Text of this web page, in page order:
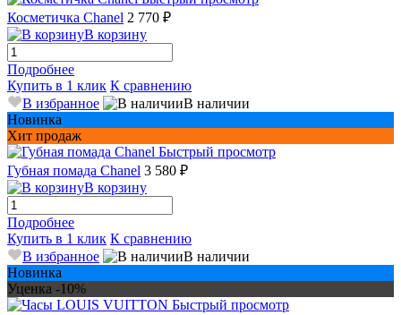
Косметичка Chanel 2 770 ₽
В корзину
Подробнее
Купить в 1 клик К сравнению
В избранное
В наличии
Новинка
Хит продаж
Быстрый просмотр
Губная помада Chanel 3 580 ₽
В корзину
Подробнее
Купить в 1 клик К сравнению
В избранное
В наличии
Новинка
Уценка -10%
Быстрый просмотр